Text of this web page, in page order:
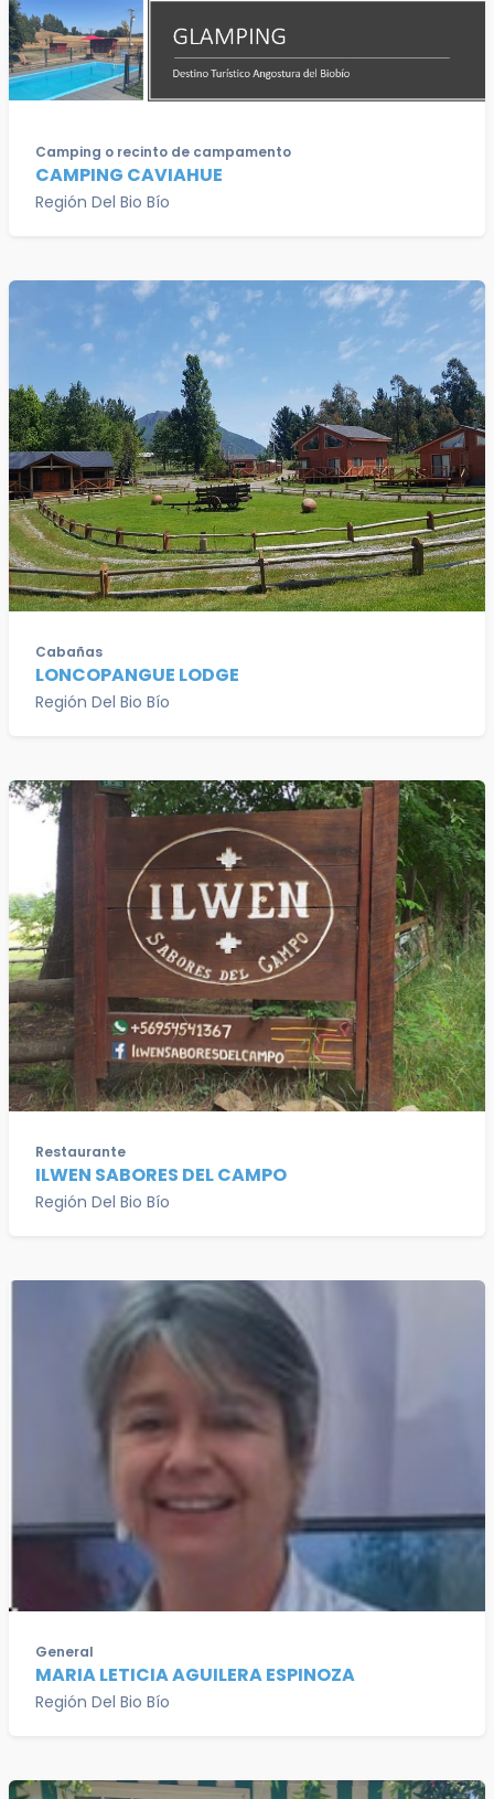
Camping o recinto de campamento
CAMPING CAVIAHUE
Región Del Bio Bío
Cabañas
LONCOPANGUE LODGE
Región Del Bio Bío
Restaurante
ILWEN SABORES DEL CAMPO
Región Del Bio Bío
General
MARIA LETICIA AGUILERA ESPINOZA
Región Del Bio Bío